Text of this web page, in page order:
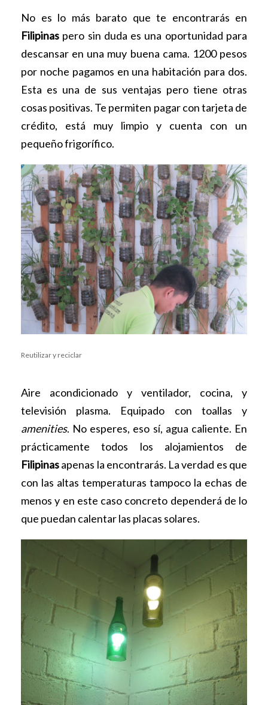
No es lo más barato que te encontrarás en
Filipinas pero sin duda es una oportunidad para
descansar en una muy buena cama. 1200 pesos
por noche pagamos en una habitación para dos.
Esta es una de sus ventajas pero tiene otras
cosas positivas. Te permiten pagar con tarjeta de
crédito, está muy limpio y cuenta con un
pequeño frigorífico.
Reutilizar y reciclar
Aire acondicionado y ventilador, cocina, y
televisión plasma. Equipado con toallas y
amenities. No esperes, eso sí, agua caliente. En
prácticamente todos los alojamientos de
Filipinasapenas la encontrarás. La verdad es que
con las altas temperaturas tampoco la echas de
menos y en este caso concreto dependerá de lo
que puedan calentar las placas solares.